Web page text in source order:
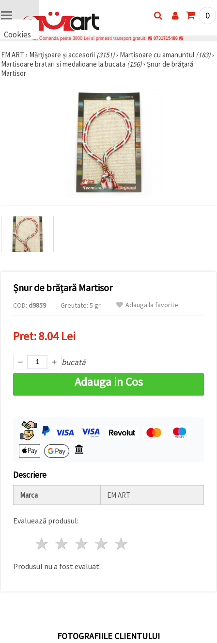
Cookies
vrem să vă
oferim
câteva
vizitele.
Puteți fi de
acord să
utilizați
toate
site!" Sau să
vă indicați
în setări
selectând
cookie -uri
dat și
pe butonul
"Salvați"
0
Comanda peste 3800 Lei si primesti transport gratuit! 0731715486
EM ART › Mărţişoare și accesorii (3151)› Martisoare cu amanuntul (183)›
Martisoare bratari si medalioane la bucata (156)› Șnur de brățară
Martisor
Șnur de brățară Martisor
COD: d9859 Greutate: 5 gr. Adauga la favorite
Pret:8.04 Lei
bucată
Adauga in Cos
Descriere
Marca EM ART
Evaluează produsul:
4 stele
3 stele
2 stele
1 stea
Produsul nu a fost evaluat.
FOTOGRAFIILE CLIENTULUI